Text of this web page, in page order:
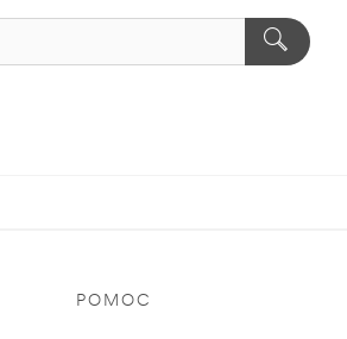
POMOC